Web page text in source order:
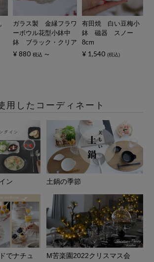
ガラス製 金縁フラワ
ーボウル花型小鉢中
鉢 ブラック・クリア
¥ 880 税込 〜
有田焼 白い豆梅小
鉢 磁器 スノー
8cm
¥ 1,540 税込
用したコーディネート
ン 土鍋の季節
でナチュ
M苦楽園2022クリスマス会